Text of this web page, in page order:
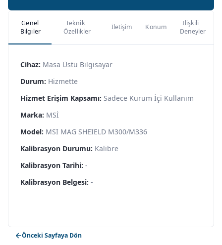
Genel
Bilgiler
Teknik
Özellikler
İletişim Konum
İlişkili
Deneyler
Cihaz: Masa Üstü Bilgisayar
Durum: Hizmette
Hizmet Erişim Kapsamı: Sadece Kurum İçi Kullanım
Marka: MSİ
Model: MSI MAG SHEIELD M300/M336
Kalibrasyon Durumu: Kalibre
Kalibrasyon Tarihi: -
Kalibrasyon Belgesi: -
Önceki Sayfaya Dön